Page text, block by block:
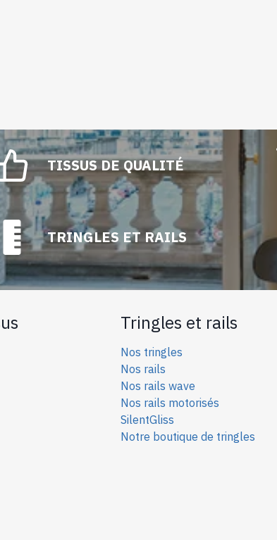
TISSUS DE QUALITÉ
TRINGLES ET RAILS
Tringles et rails
Nos tringles
Nos rails
Nos rails wave
Nos rails motorisés
SilentGliss
Notre boutique de tringles